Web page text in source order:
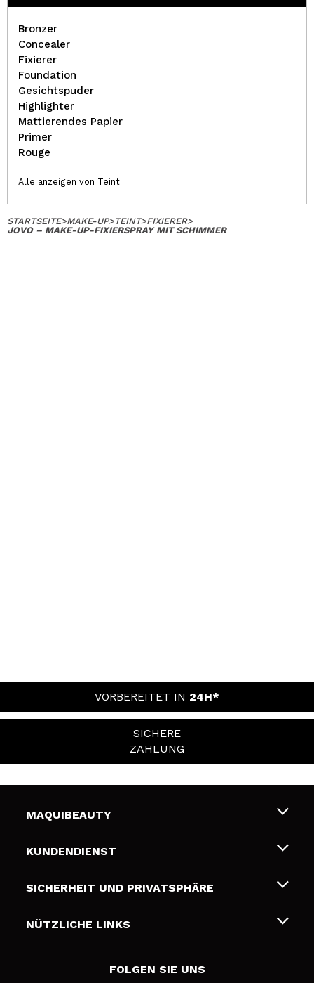
Bronzer
Concealer
Fixierer
Foundation
Gesichtspuder
Highlighter
Mattierendes Papier
Primer
Rouge
Alle anzeigen von Teint
STARTSEITE>MAKE-UP>TEINT>FIXIERER>
JOVO – MAKE-UP-FIXIERSPRAY MIT SCHIMMER
VORBEREITET IN 24H*
SICHERE
ZAHLUNG
MAQUIBEAUTY
Über uns
Geschenkkarten
KUNDENDIENST
Liefer- und Versandkosten
Zahlung
SICHERHEIT UND PRIVATSPHÄRE
Bedingungen und Datenschutz
NÜTZLICHE LINKS
FOLGEN SIE UNS